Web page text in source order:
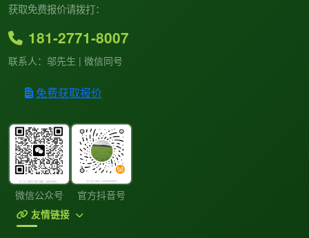
获取免费报价请拨打：
181-2771-8007
联系人：邬先生 | 微信同号
免费获取报价
微信公众号 官方抖音号
友情链接